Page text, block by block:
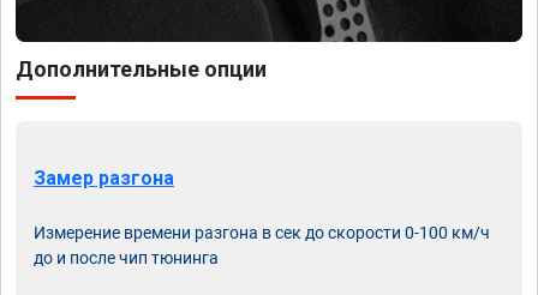
Дополнительные опции
Замер разгона
Измерение времени разгона в сек до скорости 0-100 км/ч
до и после чип тюнинга